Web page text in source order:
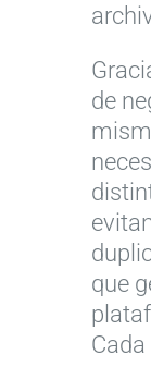
de
que